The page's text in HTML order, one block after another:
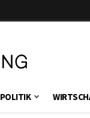
POLITIK